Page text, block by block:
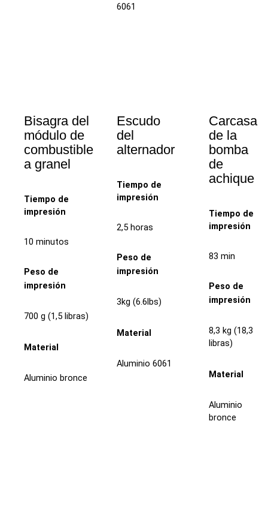
6061
Bisagra del
módulo de
combustible
a granel
Tiempo de
impresión
10 minutos
Peso de
impresión
700 g (1,5 libras)
Material
Aluminio bronce
Escudo
del
alternador
Tiempo de
impresión
2,5 horas
Peso de
impresión
3kg (6.6lbs)
Material
Aluminio 6061
Carcasa
de la
bomba
de
achique
Tiempo de
impresión
83 min
Peso de
impresión
8,3 kg (18,3
libras)
Material
Aluminio
bronce